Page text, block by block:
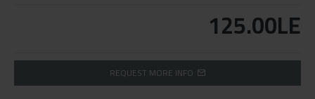
125.00LE
REQUEST MORE INFO